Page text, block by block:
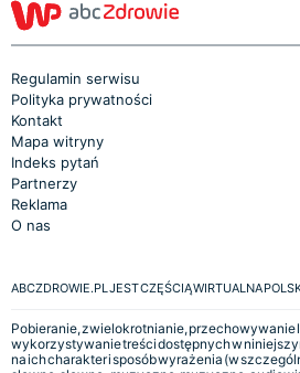
Regulamin serwisu
Polityka prywatności
Kontakt
Mapa witryny
Indeks pytań
Partnerzy
Reklama
O nas
ABCZDROWIE.PL JEST CZĘŚCIĄ WIRTUALNA
Pobieranie, zwielokrotnianie, przechowywanie
wykorzystywanie treści dostępnych w
na ich charakter i sposób wyrażenia (w